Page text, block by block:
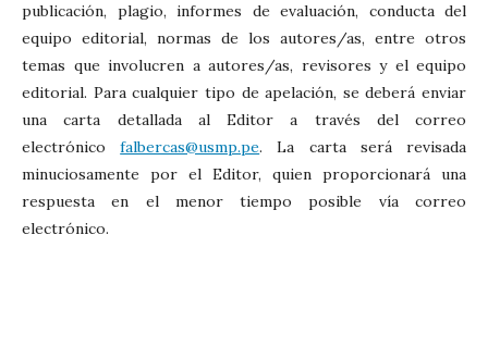
publicación, plagio, informes de evaluación, conducta del
equipo editorial, normas de los autores/as, entre otros
temas que involucren a autores/as, revisores y el equipo
editorial. Para cualquier tipo de apelación, se deberá enviar
una carta detallada al Editor a través del correo
electrónicofalbercas@usmp.pe. La carta será revisada
minuciosamente por el Editor, quien proporcionará una
respuesta en el menor tiempo posible vía correo
electrónico.